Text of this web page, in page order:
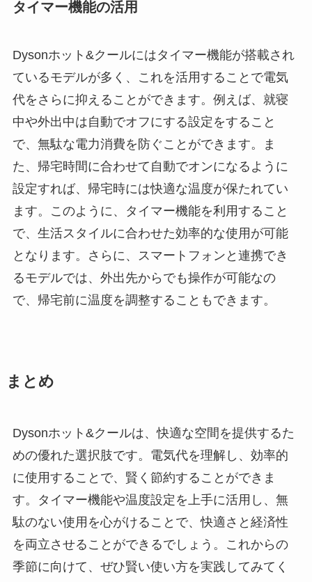
タイマー機能の活用
Dysonホット&クールにはタイマー機能が搭載され
ているモデルが多く、これを活用することで電気
代をさらに抑えることができます。例えば、就寝
中や外出中は自動でオフにする設定をすること
で、無駄な電力消費を防ぐことができます。ま
た、帰宅時間に合わせて自動でオンになるように
設定すれば、帰宅時には快適な温度が保たれてい
ます。このように、タイマー機能を利用すること
で、生活スタイルに合わせた効率的な使用が可能
となります。さらに、スマートフォンと連携でき
るモデルでは、外出先からでも操作が可能なの
で、帰宅前に温度を調整することもできます。
まとめ
Dysonホット&クールは、快適な空間を提供するた
めの優れた選択肢です。電気代を理解し、効率的
に使用することで、賢く節約することができま
す。タイマー機能や温度設定を上手に活用し、無
駄のない使用を心がけることで、快適さと経済性
を両立させることができるでしょう。これからの
季節に向けて、ぜひ賢い使い方を実践してみてく